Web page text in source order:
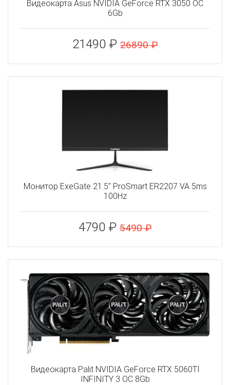
Видеокарта Asus NVIDIA GeForce RTX 3050 OC
6Gb
21490 ₽ 26890 ₽
Монитор ExeGate 21.5" ProSmart ER2207 VA 5ms
100Hz
4790 ₽ 5490 ₽
Видеокарта Palit NVIDIA GeForce RTX 5060TI
INFINITY 3 OC 8Gb